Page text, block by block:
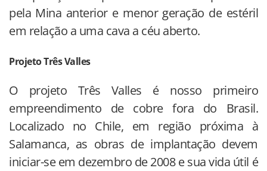
pela Mina anterior e menor geração de estéril
em relação a uma cava a céu aberto.
Projeto Três Valles
O projeto Três Valles é nosso primeiro
empreendimento de cobre fora do Brasil.
Localizado no Chile, em região próxima à
Salamanca, as obras de implantação devem
iniciar-se em dezembro de 2008 e sua vida útil é